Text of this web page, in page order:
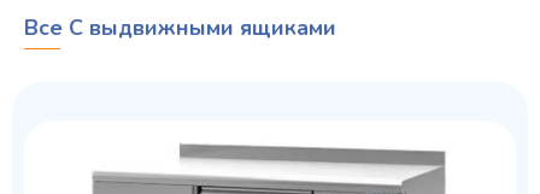
Все С выдвижными ящиками